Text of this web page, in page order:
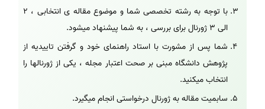
با توجه به رشته تخصصی شما و موضوع مقاله ی انتخابی ، 2
الی 3 ژورنال برای بررسی ، به شما پیشنهاد میشود.
شما پس از مشورت با استاد راهنمای خود و گرفتن تاییدیه از
پژوهش دانشگاه مبنی بر صحت اعتبار مجله ، یکی از ژورنالها را
انتخاب میکنید.
سابمیت مقاله به ژورنال درخواستی انجام میگیرد.